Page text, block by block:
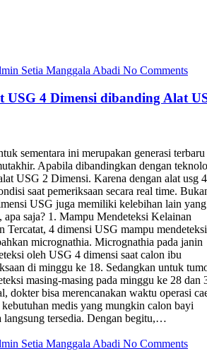
Setia Manggala Abadi No Comments
USG 4 Dimensi dibanding Alat
sementara ini merupakan generasi terbaru
Apabila dibandingkan dengan
USG 2 Dimensi. Karena dengan alat usg
saat pemeriksaan secara real time.
USG juga memiliki kelebihan lain yang
apa saja? 1. Mampu Mendeteksi Kelainan
Tercatat, 4 dimensi USG mampu mendeteksi
micrognathia. Micrognathia pada janin
oleh USG 4 dimensi saat calon ibu
di minggu ke 18. Sedangkan untuk
masing-masing pada minggu ke 28 dan
dokter bisa merencanakan waktu operasi
kebutuhan medis yang mungkin calon bayi
langsung tersedia. Dengan begitu,…
Setia Manggala Abadi No Comments